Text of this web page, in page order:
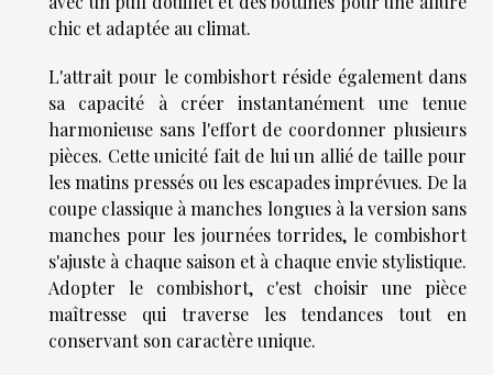
chic et adaptée au climat.
L'attrait pour le combishort réside également dans
sa capacité à créer instantanément une tenue
harmonieuse sans l'effort de coordonner plusieurs
pièces. Cette unicité fait de lui un allié de taille pour
les matins pressés ou les escapades imprévues. De la
coupe classique à manches longues à la version sans
manches pour les journées torrides, le combishort
s'ajuste à chaque saison et à chaque envie stylistique.
Adopter le combishort, c'est choisir une pièce
maîtresse qui traverse les tendances tout en
conservant son caractère unique.